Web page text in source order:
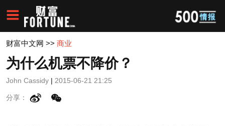
财富中文网 >> 商业
为什么机票不降价？
John Cassidy | 2015-06-21 21:25
分享：